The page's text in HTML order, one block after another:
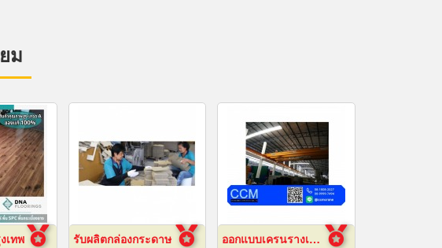
ม
เทพ รับผลิตกล่องกระดาษ ออกแบบเครนรางเลื่อนไฟฟ้า